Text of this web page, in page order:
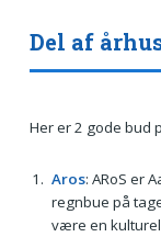
Del af
Her er 2 gode bud
Aros: ARoS er
regnbue på
være en